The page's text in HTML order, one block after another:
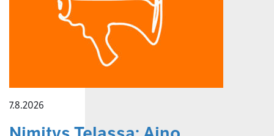
7.8.2026